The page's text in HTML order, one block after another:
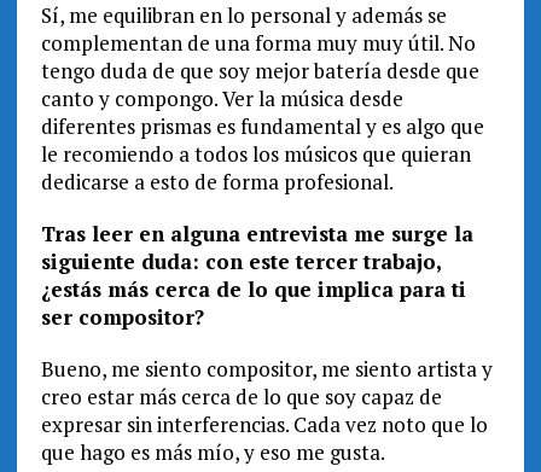
Sí, me equilibran en lo personal y además se
complementan de una forma muy muy útil. No
tengo duda de que soy mejor batería desde que
canto y compongo. Ver la música desde
diferentes prismas es fundamental y es algo que
le recomiendo a todos los músicos que quieran
dedicarse a esto de forma profesional.
Tras leer en alguna entrevista me surge la
siguiente duda: con este tercer trabajo,
¿estás más cerca de lo que implica para ti
ser compositor?
Bueno, me siento compositor, me siento artista y
creo estar más cerca de lo que soy capaz de
expresar sin interferencias. Cada vez noto que lo
que hago es más mío, y eso me gusta.